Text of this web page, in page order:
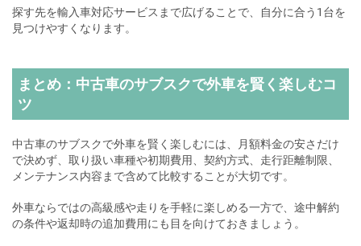
探す先を輸入車対応サービスまで広げることで、自分に合う1台を
見つけやすくなります。
まとめ：中古車のサブスクで外車を賢く楽しむコ
ツ
中古車のサブスクで外車を賢く楽しむには、月額料金の安さだけ
で決めず、取り扱い車種や初期費用、契約方式、走行距離制限、
メンテナンス内容まで含めて比較することが大切です。
外車ならではの高級感や走りを手軽に楽しめる一方で、途中解約
の条件や返却時の追加費用にも目を向けておきましょう。